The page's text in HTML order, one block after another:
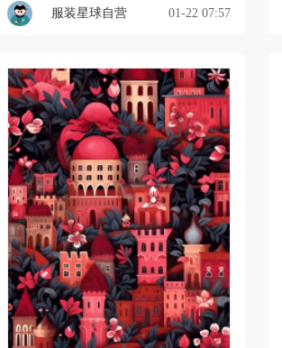
服装星球自营 01-22 07:57